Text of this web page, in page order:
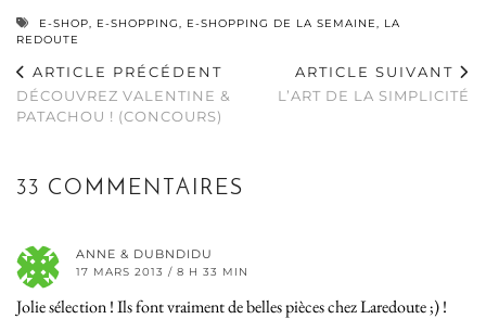
E-SHOP, E-SHOPPING, E-SHOPPING DE LA SEMAINE, LA
REDOUTE
ARTICLE PRÉCÉDENT
DÉCOUVREZ VALENTINE &
PATACHOU ! (CONCOURS)
ARTICLE SUIVANT
L’ART DE LA SIMPLICITÉ
33 COMMENTAIRES
ANNE & DUBNDIDU
17 MARS 2013 / 8 H 33 MIN
Jolie sélection ! Ils font vraiment de belles pièces chez Laredoute ;) !